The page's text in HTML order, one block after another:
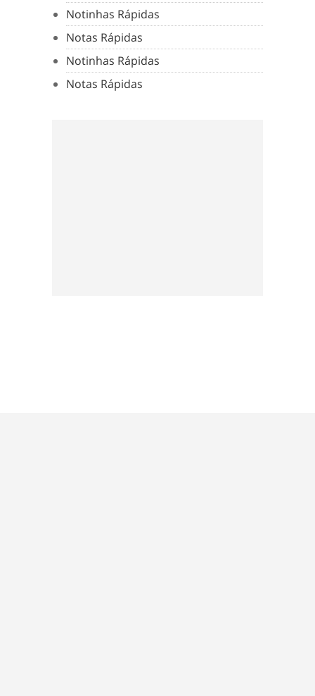
Notinhas Rápidas
Notas Rápidas
Notinhas Rápidas
Notas Rápidas